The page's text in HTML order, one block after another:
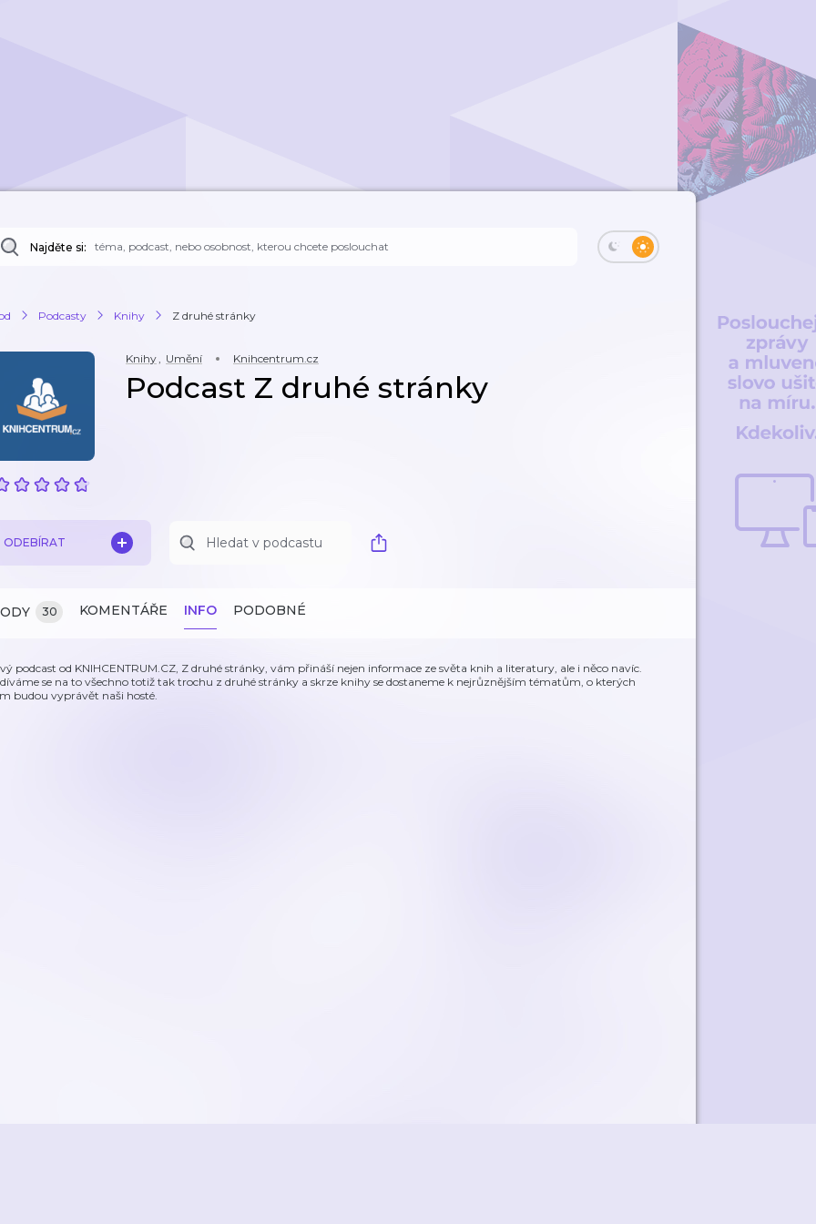
Najděte si:
Podcasty Knihy Z druhé stránky
Knihy, Umění Knihcentrum.cz
Podcast Z druhé stránky
ODEBÍRAT
30 KOMENTÁŘE INFO PODOBNÉ
podcast od KNIHCENTRUM.CZ, Z druhé stránky, vám přináší nejen informace ze světa knih a literatury, ale i něco navíc.
se na to všechno totiž tak trochu z druhé stránky a skrze knihy se dostaneme k nejrůznějším tématům, o kterých
budou vyprávět naši hosté.